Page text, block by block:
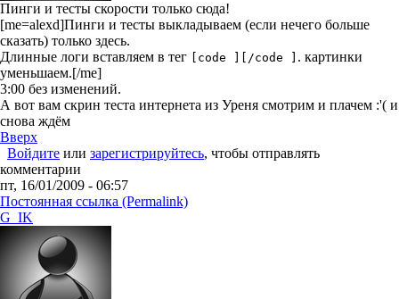
Пинги и тесты скорости только сюда!
[me=alexd]Пинги и тесты выкладываем (если нечего больше
сказать) только здесь.
Длинные логи вставляем в тег
[code ][/code ] . картинки
уменьшаем.[/me]
3:00 без изменений.
А вот вам скрин теста интернета из Уреня смотрим и плачем :'( и
снова ждём
Вверх
Войдите или зарегистрируйтесь, чтобы отправлять
комментарии
пт, 16/01/2009 - 06:57
Постоянная ссылка (Permalink)
G_IK